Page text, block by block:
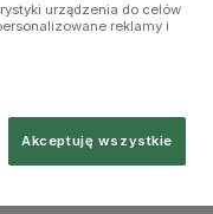
urządzenia do celów
reklamy i
Akceptuję wszystkie